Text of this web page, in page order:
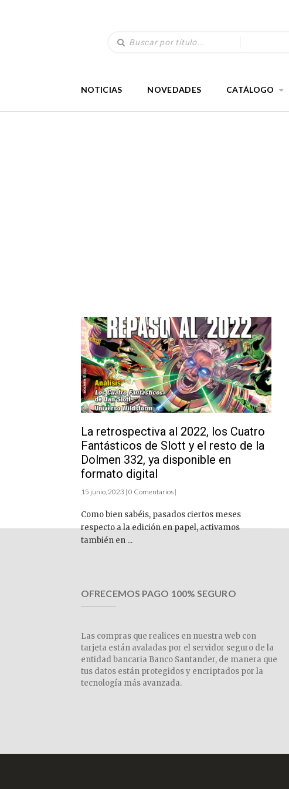
NOTICIAS NOVEDADES CATÁLOGO
La retrospectiva al 2022, los Cuatro
Fantásticos de Slott y el resto de la
Dolmen 332, ya disponible en
formato digital
15 junio, 2023 | 0 Comentarios |
Como bien sabéis, pasados ciertos meses
respecto a la edición en papel, activamos
también en ...
OFRECEMOS PAGO 100% SEGURO
Las compras que realices en nuestra web con
tarjeta están avaladas por el servidor seguro de la
entidad bancaria Banco Santander, de manera que
tus datos están protegidos y encriptados por la
tecnología más avanzada.